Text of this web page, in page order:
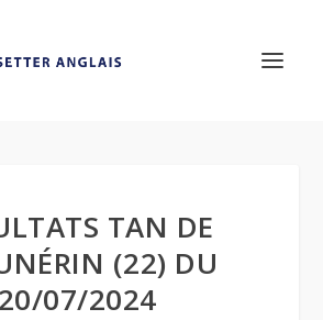
TAN DE
(22) DU
20/07/2024